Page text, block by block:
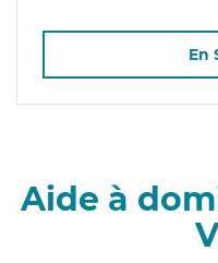
En
Aide à